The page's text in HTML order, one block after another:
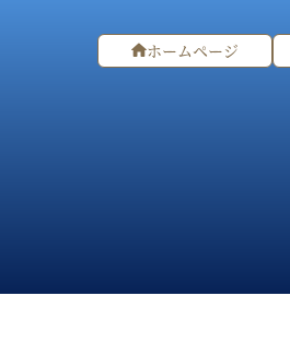
ホームページ